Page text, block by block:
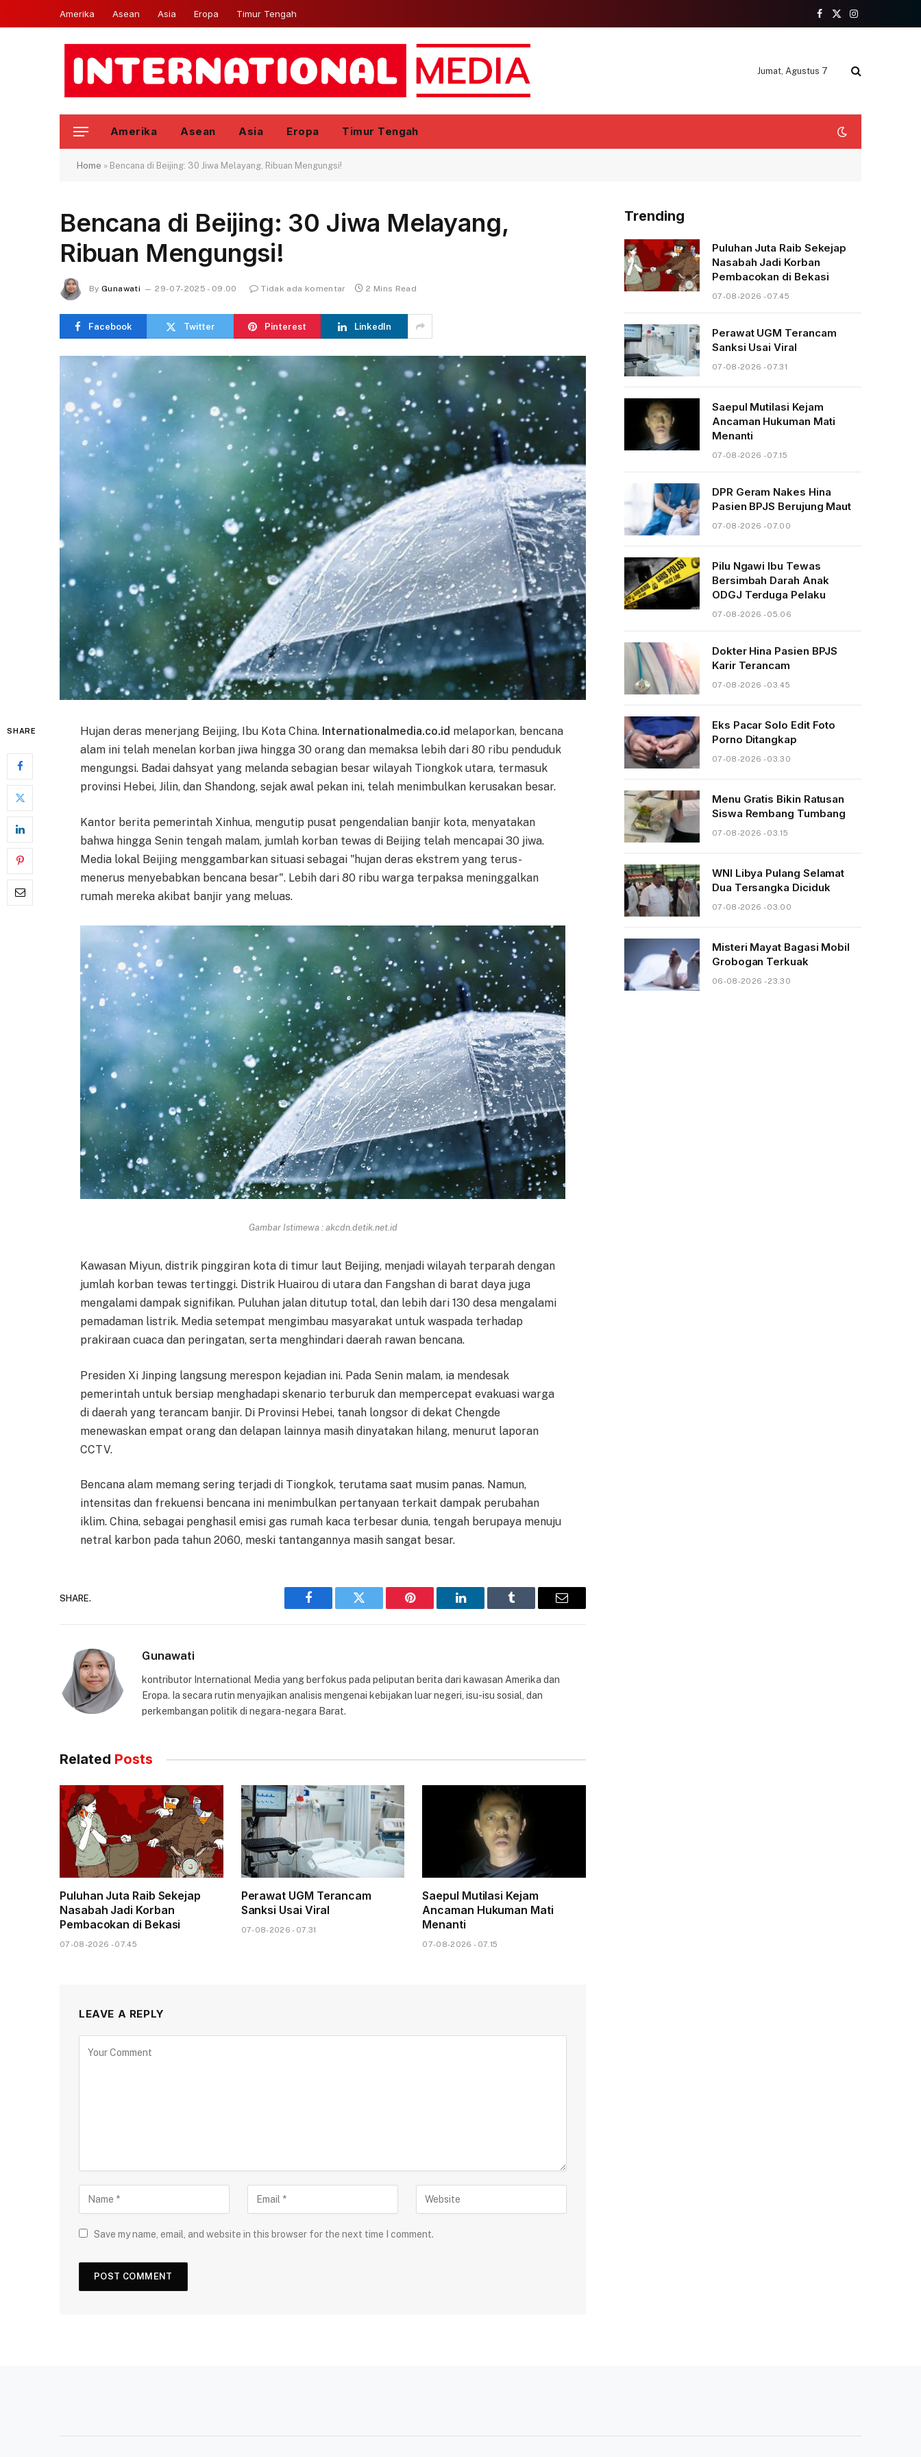
Amerika Asean Asia Eropa Timur Tengah
Facebook
X
Instagram
Jumat, Agustus 7
Amerika Asean Asia Eropa Timur Tengah
Home » Bencana di Beijing: 30 Jiwa Melayang, Ribuan Mengungsi!
Bencana di Beijing: 30 Jiwa Melayang,
Ribuan Mengungsi!
By Gunawati 29-07-2025 - 09.00 Tidak ada komentar 2 Mins Read
Facebook Twitter Pinterest LinkedIn
SHARE Hujan deras menerjang Beijing, Ibu Kota China. Internationalmedia.co.id melaporkan, bencana
alam ini telah menelan korban jiwa hingga 30 orang dan memaksa lebih dari 80 ribu penduduk
mengungsi. Badai dahsyat yang melanda sebagian besar wilayah Tiongkok utara, termasuk
provinsi Hebei, Jilin, dan Shandong, sejak awal pekan ini, telah menimbulkan kerusakan besar.
Kantor berita pemerintah Xinhua, mengutip pusat pengendalian banjir kota, menyatakan
bahwa hingga Senin tengah malam, jumlah korban tewas di Beijing telah mencapai 30 jiwa.
Media lokal Beijing menggambarkan situasi sebagai "hujan deras ekstrem yang terus-
menerus menyebabkan bencana besar". Lebih dari 80 ribu warga terpaksa meninggalkan
rumah mereka akibat banjir yang meluas.
Gambar Istimewa : akcdn.detik.net.id
Kawasan Miyun, distrik pinggiran kota di timur laut Beijing, menjadi wilayah terparah dengan
jumlah korban tewas tertinggi. Distrik Huairou di utara dan Fangshan di barat daya juga
mengalami dampak signifikan. Puluhan jalan ditutup total, dan lebih dari 130 desa mengalami
pemadaman listrik. Media setempat mengimbau masyarakat untuk waspada terhadap
prakiraan cuaca dan peringatan, serta menghindari daerah rawan bencana.
Presiden Xi Jinping langsung merespon kejadian ini. Pada Senin malam, ia mendesak
pemerintah untuk bersiap menghadapi skenario terburuk dan mempercepat evakuasi warga
di daerah yang terancam banjir. Di Provinsi Hebei, tanah longsor di dekat Chengde
menewaskan empat orang dan delapan lainnya masih dinyatakan hilang, menurut laporan
CCTV.
Bencana alam memang sering terjadi di Tiongkok, terutama saat musim panas. Namun,
intensitas dan frekuensi bencana ini menimbulkan pertanyaan terkait dampak perubahan
iklim. China, sebagai penghasil emisi gas rumah kaca terbesar dunia, tengah berupaya menuju
netral karbon pada tahun 2060, meski tantangannya masih sangat besar.
SHARE.
Facebook Twitter Pinterest LinkedIn Tumblr Email
Gunawati
kontributor International Media yang berfokus pada peliputan berita dari kawasan Amerika dan
Eropa. Ia secara rutin menyajikan analisis mengenai kebijakan luar negeri, isu-isu sosial, dan
perkembangan politik di negara-negara Barat.
Related Posts
Puluhan Juta Raib Sekejap
Nasabah Jadi Korban
Pembacokan di Bekasi
07-08-2026 - 07.45
Perawat UGM Terancam
Sanksi Usai Viral
07-08-2026 - 07.31
Saepul Mutilasi Kejam
Ancaman Hukuman Mati
Menanti
07-08-2026 - 07.15
LEAVE A REPLY
Save my name, email, and website in this browser for the next time I comment.
Trending
Puluhan Juta Raib Sekejap
Nasabah Jadi Korban
Pembacokan di Bekasi
07-08-2026 - 07.45
Perawat UGM Terancam
Sanksi Usai Viral
07-08-2026 - 07.31
Saepul Mutilasi Kejam
Ancaman Hukuman Mati
Menanti
07-08-2026 - 07.15
DPR Geram Nakes Hina
Pasien BPJS Berujung Maut
07-08-2026 - 07.00
Pilu Ngawi Ibu Tewas
Bersimbah Darah Anak
ODGJ Terduga Pelaku
07-08-2026 - 05.06
Dokter Hina Pasien BPJS
Karir Terancam
07-08-2026 - 03.45
Eks Pacar Solo Edit Foto
Porno Ditangkap
07-08-2026 - 03.30
Menu Gratis Bikin Ratusan
Siswa Rembang Tumbang
07-08-2026 - 03.15
WNI Libya Pulang Selamat
Dua Tersangka Diciduk
07-08-2026 - 03.00
Misteri Mayat Bagasi Mobil
Grobogan Terkuak
06-08-2026 - 23.30